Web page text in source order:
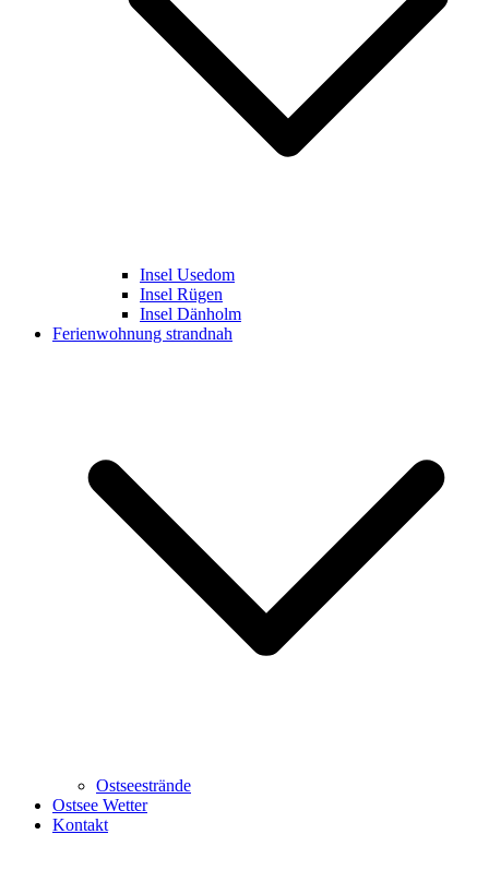
Insel Usedom
Insel Rügen
Insel Dänholm
Ferienwohnung strandnah
Ostseestrände
Ostsee Wetter
Kontakt